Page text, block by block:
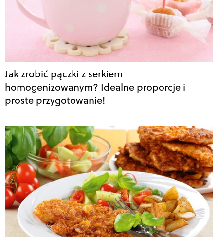
Jak zrobić pączki z serkiem
homogenizowanym? Idealne proporcje i
proste przygotowanie!